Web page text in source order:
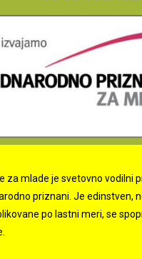
za mlade je svetovno
priznani. Je edinstven,
po lastni meri, se